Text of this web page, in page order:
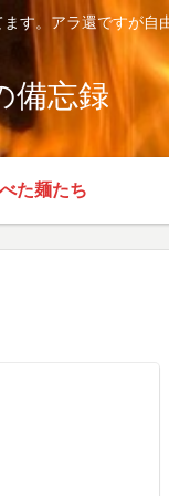
す。アラ還ですが自
備忘録
た麺たち